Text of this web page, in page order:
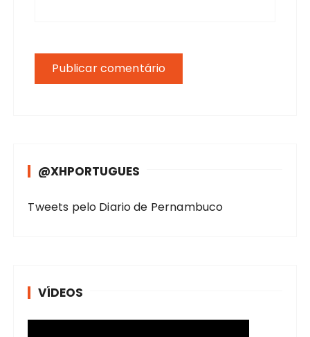
@XHPORTUGUES
Tweets pelo Diario de Pernambuco
VÍDEOS